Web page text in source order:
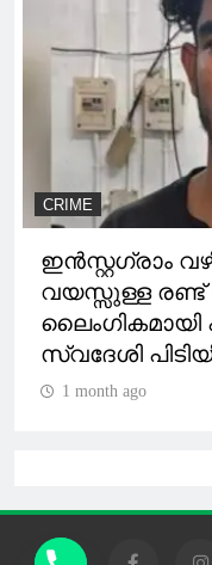
CRIME
ഇന്‍സ്റ്റഗ്രാം
വയസ്സുള്ള രണ്ട്
ലൈംഗികമായി
സ്വദേശി
1 month ago